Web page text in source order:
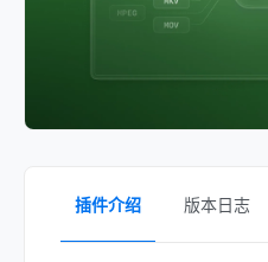
插件介绍 版本日志